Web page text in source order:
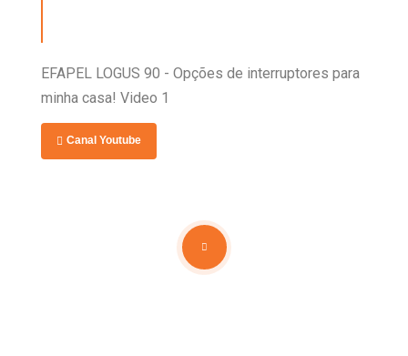
EFAPEL LOGUS 90 - Opções de interruptores para
minha casa! Video 1
Canal Youtube